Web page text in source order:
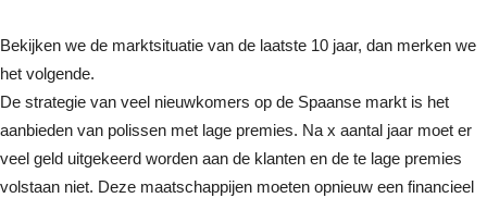
Bekijken we de marktsituatie van de laatste 10 jaar, dan merken we
het volgende.
De strategie van veel nieuwkomers op de Spaanse markt is het
aanbieden van polissen met lage premies. Na x aantal jaar moet er
veel geld uitgekeerd worden aan de klanten en de te lage premies
volstaan niet. Deze maatschappijen moeten opnieuw een financieel